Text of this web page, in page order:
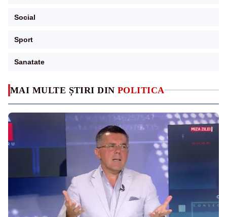
MAI MULTE ȘTIRI DIN POLITICA
Social
Sport
Sanatate